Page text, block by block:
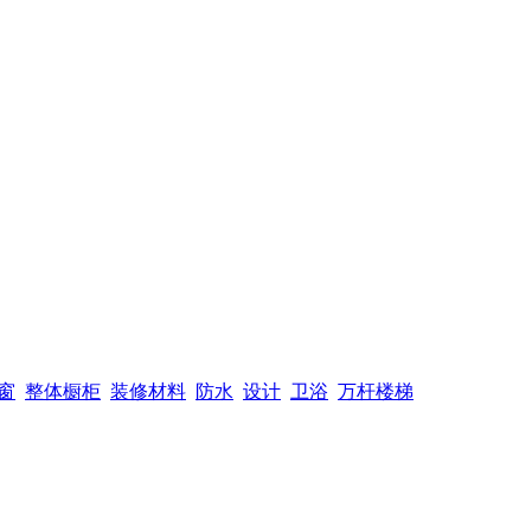
整体橱柜 装修材料 防水 设计 卫浴 万杆楼梯